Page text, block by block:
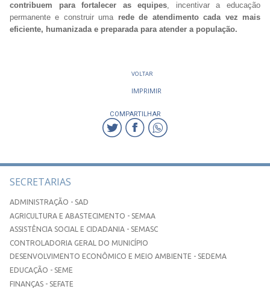
contribuem para fortalecer as equipes, incentivar a educação
permanente e construir umarede de atendimento cada vez mais
eficiente, humanizada e preparada para atender a população.
VOLTAR
IMPRIMIR
COMPARTILHAR
SECRETARIAS
ADMINISTRAÇÃO - SAD
AGRICULTURA E ABASTECIMENTO - SEMAA
ASSISTÊNCIA SOCIAL E CIDADANIA - SEMASC
CONTROLADORIA GERAL DO MUNICÍPIO
DESENVOLVIMENTO ECONÔMICO E MEIO AMBIENTE - SEDEMA
EDUCAÇÃO - SEME
FINANÇAS - SEFATE